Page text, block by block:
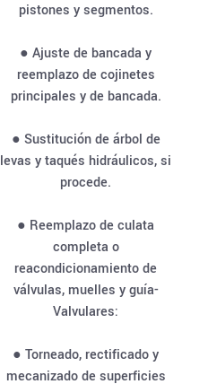
pistones y segmentos.
● Ajuste de bancada y
reemplazo de cojinetes
principales y de bancada.
● Sustitución de árbol de
levas y taqués hidráulicos, si
procede.
● Reemplazo de culata
completa o
reacondicionamiento de
válvulas, muelles y guía-
Valvulares:
● Torneado, rectificado y
mecanizado de superficies